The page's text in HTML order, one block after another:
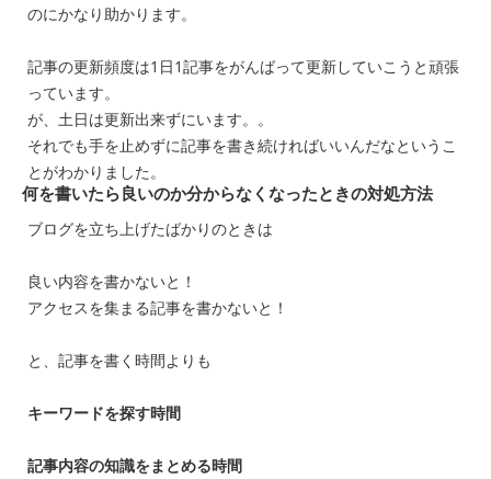
のにかなり助かります。
記事の更新頻度は1日1記事をがんばって更新していこうと頑張
っています。
が、土日は更新出来ずにいます。。
それでも手を止めずに記事を書き続ければいいんだなというこ
とがわかりました。
何を書いたら良いのか分からなくなったときの対処方法
ブログを立ち上げたばかりのときは
良い内容を書かないと！
アクセスを集まる記事を書かないと！
と、記事を書く時間よりも
キーワードを探す時間
記事内容の知識をまとめる時間